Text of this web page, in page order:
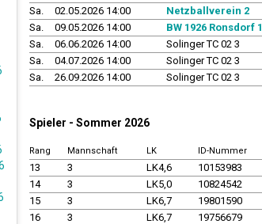
Sa. 02.05.2026 14:00 Netzballverein 2
Sa.
09.05.2026 14:00 BW 1926 Ronsdorf 1
Sa.
06.06.2026 14:00 Solinger TC 02 3
Sa.
04.07.2026 14:00 Solinger TC 02 3
Sa.
26.09.2026 14:00 Solinger TC 02 3
Spieler - Sommer 2026
Rang Mannschaft LK ID-Nummer
13 3 LK4,6 10153983
14
3 LK5,0 10824542
15
3 LK6,7 19801590
16
3 LK6,7 19756679